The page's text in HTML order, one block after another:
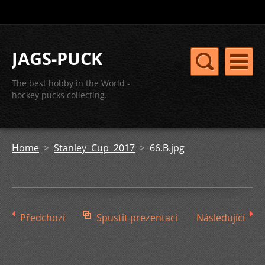
JAGS-PUCK
The best hobby in the World -
hockey pucks collecting.
Home > Stanley Cup 2017 >66.B.jpg
Předchozí Spustit prezentaci Následující